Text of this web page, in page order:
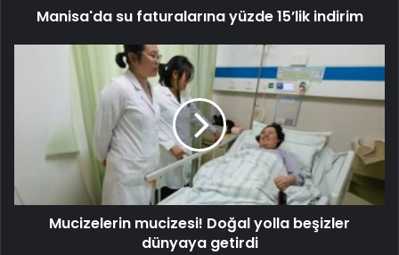
Manisa'da su faturalarına yüzde 15’lik indirim
Mucizelerin mucizesi! Doğal yolla beşizler
dünyaya getirdi